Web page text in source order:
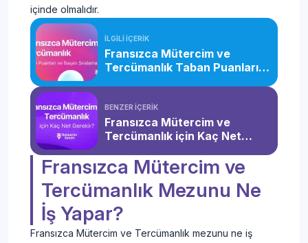
içinde olmalıdır.
İLGİLİ İÇERİK
Fransızca Mütercim ve
Tercümanlık Taban Puanları
BENZER İÇERİK
Fransızca Mütercim ve
Tercümanlık için Kaç Net
Fransızca Mütercim ve
Tercümanlık Mezunu Ne
İş Yapar?
Fransızca Mütercim ve Tercümanlık mezunu ne iş